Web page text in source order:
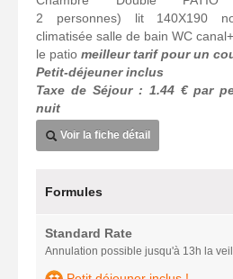
2 personnes) lit 140X190
climatisée salle de bain WC
le patio meilleur tarif pour un
Petit-déjeuner inclus
Taxe de Séjour : 1.44 € par
nuit
Voir la fiche détail
Formules
Standard Rate
Annulation possible jusqu'à 13h la